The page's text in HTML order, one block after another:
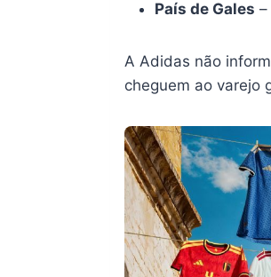
País de Gales
A Adidas não
cheguem ao varejo